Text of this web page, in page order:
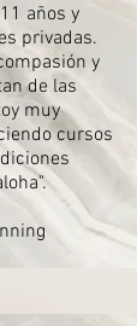
años y
privadas.
y
de las
muy
cursos